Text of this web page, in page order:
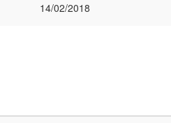
14/02/2018